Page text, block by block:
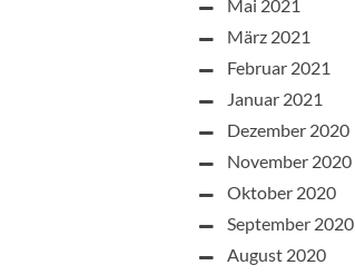
Mai 2021
März 2021
Februar 2021
Januar 2021
Dezember 2020
November 2020
Oktober 2020
September 2020
August 2020